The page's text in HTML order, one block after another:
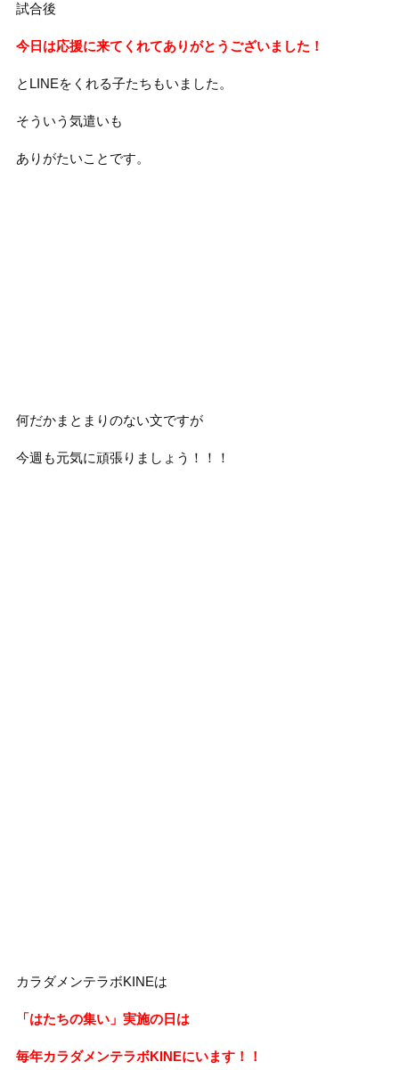
試合後
今日は応援に来てくれてありがとうございました！
とLINEをくれる子たちもいました。
そういう気遣いも
ありがたいことです。
何だかまとまりのない文ですが
今週も元気に頑張りましょう！！！
カラダメンテラボKINEは
「はたちの集い」実施の日は
毎年カラダメンテラボKINEにいます！！